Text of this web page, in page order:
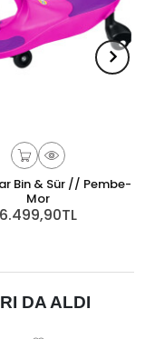
Bin & Sür // Pembe-
Mor
6.499,90TL
DA ALDI